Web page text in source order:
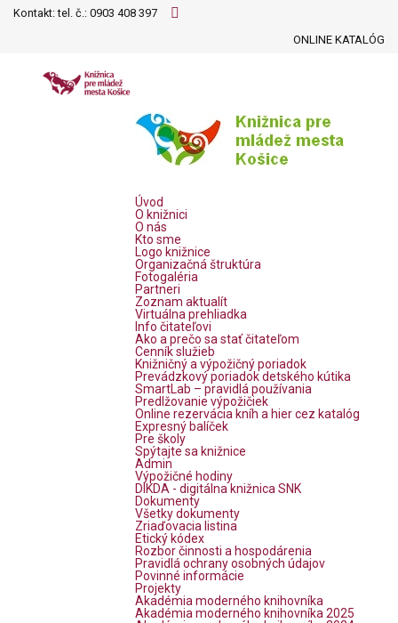
Kontakt: tel. č.: 0903 408 397
ONLINE KATALÓG
Úvod
O knižnici
O nás
Kto sme
Logo knižnice
Organizačná štruktúra
Fotogaléria
Partneri
Zoznam aktualít
Virtuálna prehliadka
Info čitateľovi
Ako a prečo sa stať čitateľom
Cenník služieb
Knižničný a výpožičný poriadok
Prevádzkový poriadok detského kútika
SmartLab – pravidlá používania
Predlžovanie výpožičiek
Online rezervácia kníh a hier cez katalóg
Expresný balíček
Pre školy
Spýtajte sa knižnice
Admin
Výpožičné hodiny
DIKDA - digitálna knižnica SNK
Dokumenty
Všetky dokumenty
Zriaďovacia listina
Etický kódex
Rozbor činnosti a hospodárenia
Pravidlá ochrany osobných údajov
Povinné informácie
Projekty
Akadémia moderného knihovníka
Akadémia moderného knihovníka 2025